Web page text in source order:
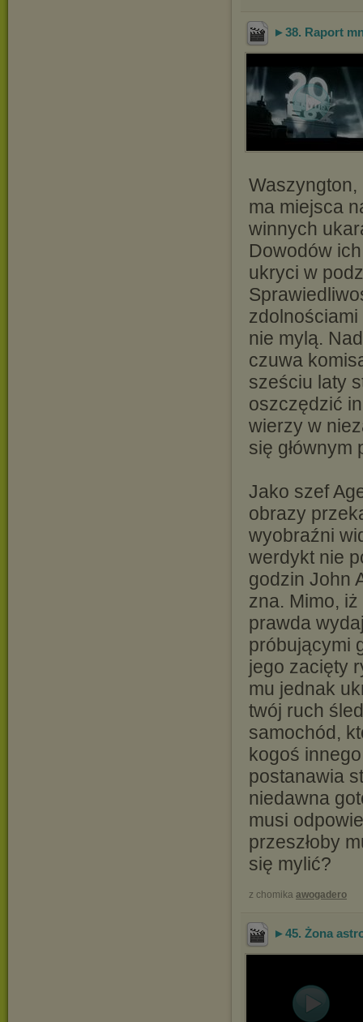
►38. Raport
ma miejsca
winnych
Dowodów
ukryci w
nie mylą.
czuwa
sześciu laty
oszczędzić
wierzy w
się głównym
Jako szef
obrazy
wyobraźni
werdykt nie
godzin John
zna. Mimo,
prawda
próbującymi
jego zacięty
mu jednak
twój ruch
samochód,
kogoś
postanawia
niedawna
musi
przeszłoby
się mylić?
z chomika awogadero
►45. Żona